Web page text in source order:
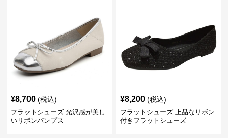
¥8,700 (税込)
フラットシューズ 光沢感が美し
いリボンパンプス
¥8,200 (税込)
フラットシューズ 上品なリボン
付きフラットシューズ